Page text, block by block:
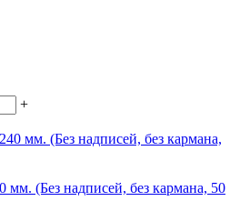
+
мм. (Без надписей, без кармана, 50